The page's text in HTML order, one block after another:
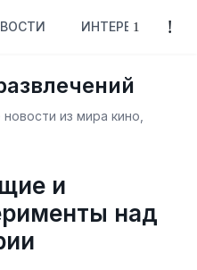
ИНТЕРЕСНОЕ
из мира кино,
и
над